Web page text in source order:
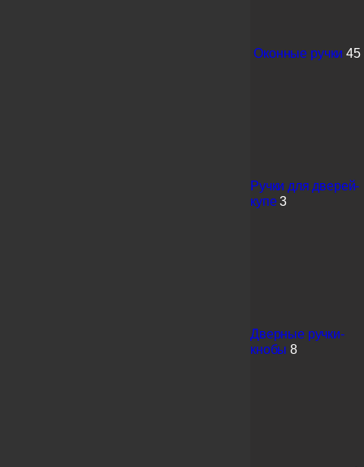
Оконные ручки 45
Ручки для дверей-
купе 3
Дверные ручки-
кнобы 8